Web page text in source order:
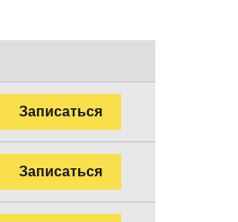
Записаться
Записаться